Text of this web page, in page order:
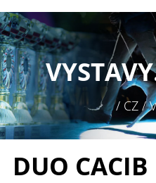
/ CZ /
DUO CACIB